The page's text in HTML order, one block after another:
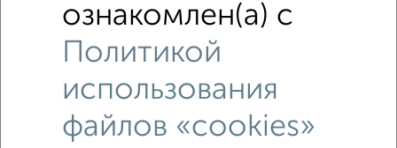
ознакомлен(а) с
Политикой
использования
файлов «cookies»